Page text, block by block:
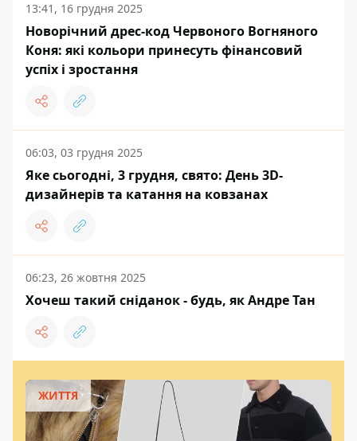
13:41, 16 грудня 2025
Новорічний дрес-код Червоного Вогняного
Коня: які кольори принесуть фінансовий
успіх і зростання
06:03, 03 грудня 2025
Яке сьогодні, 3 грудня, свято: День 3D-
дизайнерів та катання на ковзанах
06:23, 26 жовтня 2025
Хочеш такий сніданок - будь, як Андре Тан
ЖИТТЯ